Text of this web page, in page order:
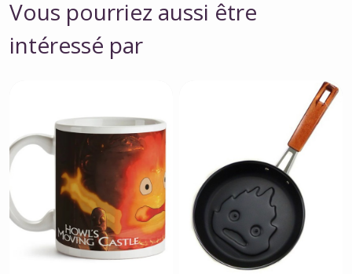
Vous pourriez aussi être
intéressé par